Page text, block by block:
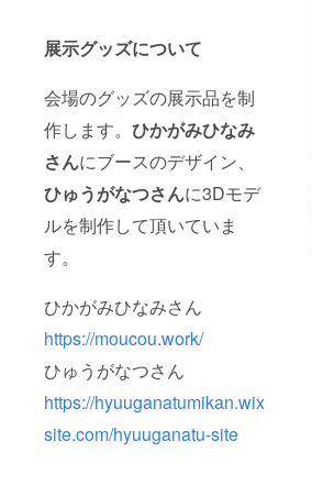
展示グッズについて
会場のグッズの展示品を制
作します。 ひかがみひなみ
さんにブースのデザイン、
ひゅうがなつさんに3Dモデ
ルを制作して頂いていま
す。
ひかがみひなみさん
https://moucou.work/
ひゅうがなつさん
https://hyuuganatumikan.wix
site.com/hyuuganatu-site